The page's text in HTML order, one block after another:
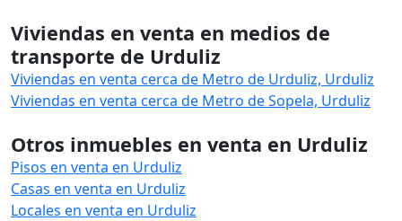
Viviendas en venta en medios de
transporte de Urduliz
Viviendas en venta cerca de Metro de Urduliz, Urduliz
Viviendas en venta cerca de Metro de Sopela, Urduliz
Otros inmuebles en venta en Urduliz
Pisos en venta en Urduliz
Casas en venta en Urduliz
Locales en venta en Urduliz